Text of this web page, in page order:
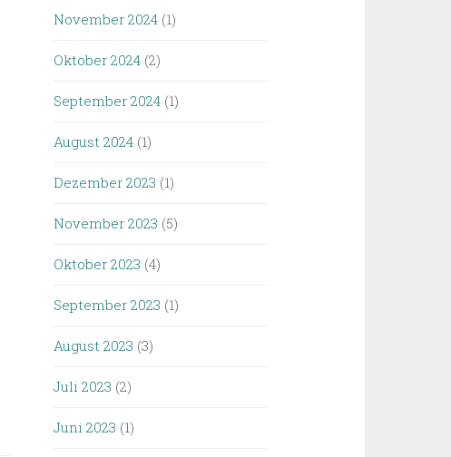
November 2024 (1)
Oktober 2024 (2)
September 2024 (1)
August 2024 (1)
Dezember 2023 (1)
November 2023 (5)
Oktober 2023 (4)
September 2023 (1)
August 2023 (3)
Juli 2023 (2)
Juni 2023 (1)